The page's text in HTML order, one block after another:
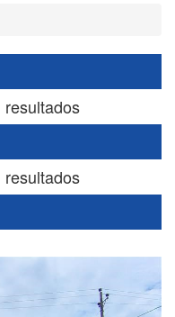
resultados
resultados